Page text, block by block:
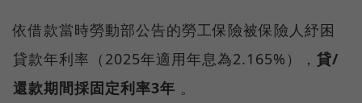
依借款當時勞動部公告的勞工保險被保險人紓困
貸款年利率（2025年適用年息為2.165%）， 貸/
還款期間採固定利率3年 。